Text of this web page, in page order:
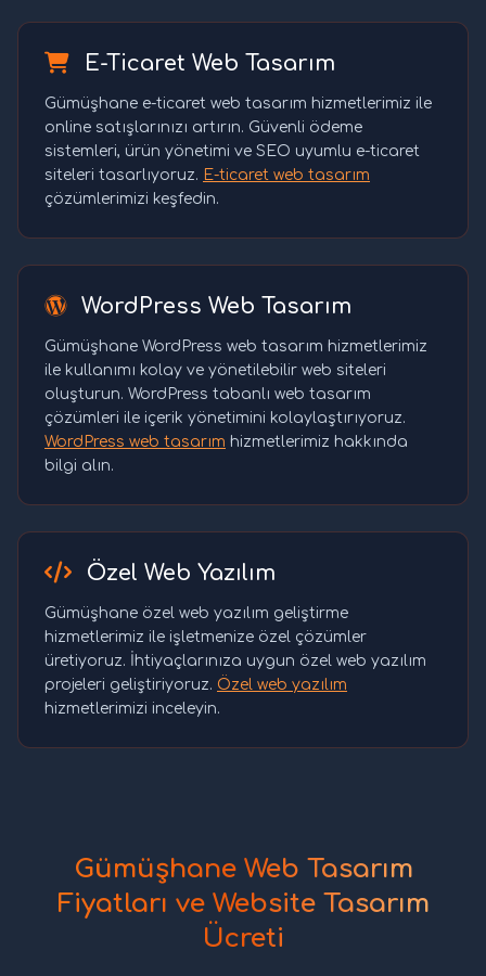
E-Ticaret Web Tasarım
Gümüşhane e-ticaret web tasarım hizmetlerimiz ile
online satışlarınızı artırın. Güvenli ödeme
sistemleri, ürün yönetimi ve SEO uyumlu e-ticaret
siteleri tasarlıyoruz. E-ticaret web tasarım
çözümlerimizi keşfedin.
WordPress Web Tasarım
Gümüşhane WordPress web tasarım hizmetlerimiz
ile kullanımı kolay ve yönetilebilir web siteleri
oluşturun. WordPress tabanlı web tasarım
çözümleri ile içerik yönetimini kolaylaştırıyoruz.
WordPress web tasarım hizmetlerimiz hakkında
bilgi alın.
Özel Web Yazılım
Gümüşhane özel web yazılım geliştirme
hizmetlerimiz ile işletmenize özel çözümler
üretiyoruz. İhtiyaçlarınıza uygun özel web yazılım
projeleri geliştiriyoruz. Özel web yazılım
hizmetlerimizi inceleyin.
Gümüşhane Web Tasarım
Fiyatları ve Website Tasarım
Ücreti